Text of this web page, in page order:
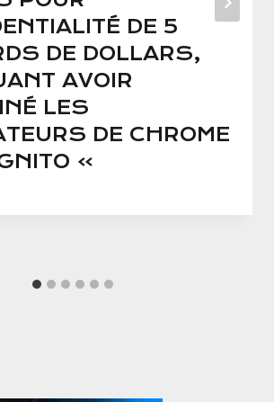
DE 5
DE DOLLARS,
AVOIR
LES
DE CHROME
»